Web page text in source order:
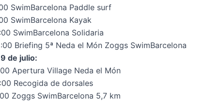
SwimBarcelona Paddle surf
SwimBarcelona Kayak
SwimBarcelona Solidaria
Briefing 5ª Neda el Món Zoggs SwimBarcelona
de julio:
Apertura Village Neda el Món
Recogida de dorsales
Zoggs SwimBarcelona 5,7 km